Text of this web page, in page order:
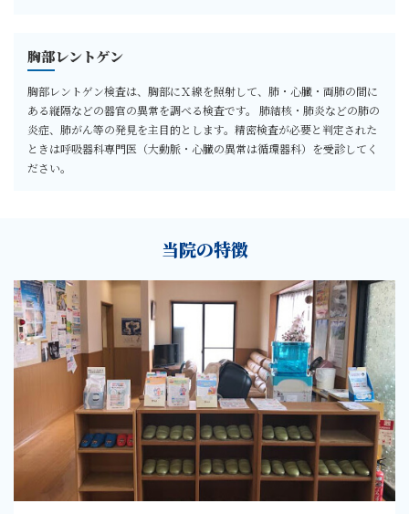
胸部レントゲン
胸部レントゲン検査は、胸部にＸ線を照射して、肺・心臓・両肺の間に
ある縦隔などの器官の異常を調べる検査です。 肺結核・肺炎などの肺の
炎症、肺がん等の発見を主目的とします。精密検査が必要と判定された
ときは呼吸器科専門医（大動脈・心臓の異常は循環器科）を受診してく
ださい。
当院の特徴